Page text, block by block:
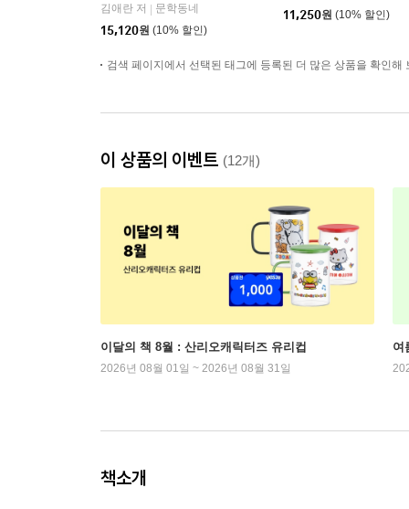
김애란 저
문학동네
15,120원 (10% 할인)
11,250원 (10% 할인)
검색 페이지에서 선택된 태그에 등록된 더 많은 상품을 확인해
이 상품의 이벤트 (12개)
이달의 책 8월 : 산리오캐릭터즈 유리컵
2026년 08월 01일 ~ 2026년 08월 31일
여
책소개